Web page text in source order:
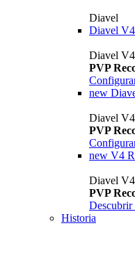
Diavel
Diavel V4
Diavel V4
PVP
new
Diavel
PVP
new V4
Diavel
PVP
Descubrir
Historia